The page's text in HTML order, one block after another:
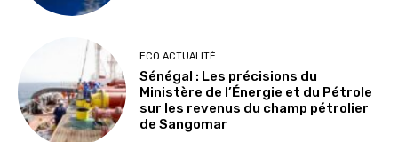
ECO ACTUALITÉ
Sénégal : Les précisions du
Ministère de l’Énergie et du Pétrole
sur les revenus du champ pétrolier
de Sangomar